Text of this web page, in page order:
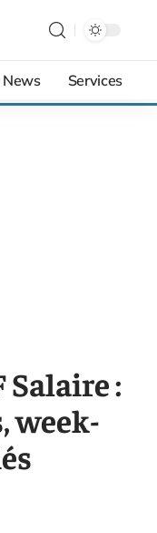
News Services
:
week-